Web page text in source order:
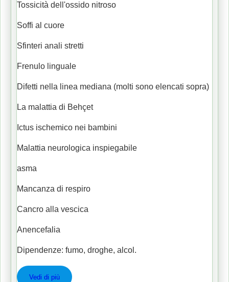
Tossicità dell'ossido nitroso
Soffi al cuore
Sfinteri anali stretti
Frenulo linguale
Difetti nella linea mediana (molti sono elencati sopra)
La malattia di Behçet
Ictus ischemico nei bambini
Malattia neurologica inspiegabile
asma
Mancanza di respiro
Cancro alla vescica
Anencefalia
Dipendenze: fumo, droghe, alcol.
Vedi di più